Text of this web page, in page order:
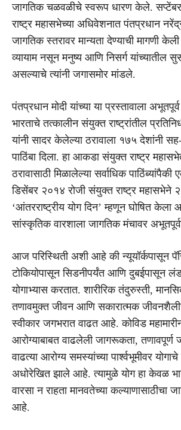
जागतिक चळवळीचे स्वरूप धारण केले.
राष्ट्र महासभेच्या अधिवेशनात पंतप्रधान नरेंद्र
जागतिक स्तरावर मान्यता देण्याची मागणी
व्यायाम नसून मनुष्य आणि निसर्ग यांच्यातील
असल्याचे त्यांनी जगासमोर मांडले.
पंतप्रधान मोदी यांच्या या प्रस्तावाला
भारताचे तत्कालीन संयुक्त राष्ट्रांतील
यांनी सादर केलेल्या ठरावाला १७५ देशांनी
पाठिंबा दिला. हा आकडा संयुक्त राष्ट्र
ठरावासाठी मिळालेल्या सर्वाधिक
डिसेंबर २०१४ रोजी संयुक्त राष्ट्र महासभेने
‘आंतरराष्ट्रीय योग दिन’ म्हणून घोषित केला
सांस्कृतिक वारशाला जागतिक मंचावर अभूतपूर्व
आज परिस्थिती अशी आहे की न्यूयॉर्कपासून
टोकियोपासून सिडनीपर्यंत आणि दुबईपासून
योगाभ्यास करतात. शारीरिक तंदुरुस्ती,
तणावमुक्त जीवन आणि सकारात्मक
स्वीकार जगभरात वाढत आहे. कोविड
आरोग्याबाबत वाढलेली जागरूकता,
वाढत्या आरोग्य समस्यांच्या पार्श्वभूमीवर
अधोरेखित झाले आहे. त्यामुळे योग हा केवळ
वारसा न राहता मानवतेच्या कल्याणासाठीचा
आहे.